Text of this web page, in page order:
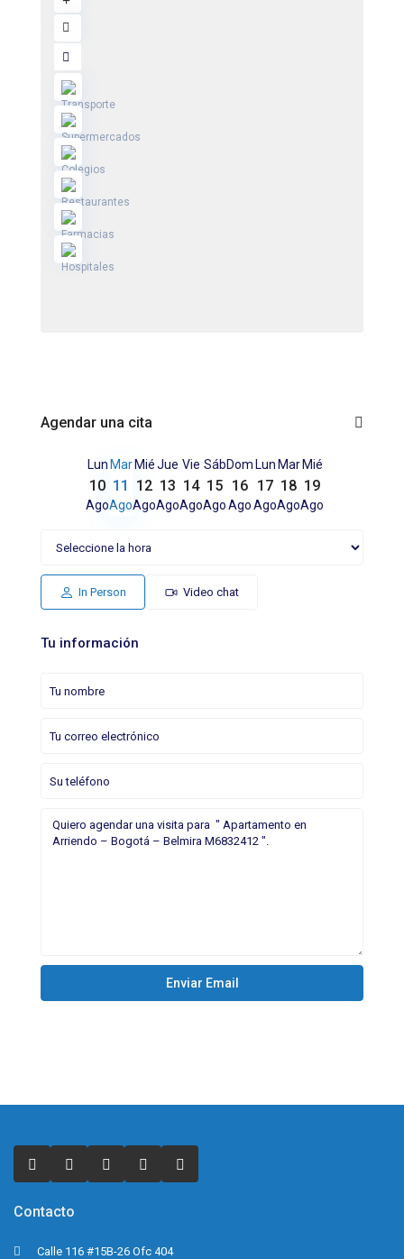
Agendar una cita
Lun
10
Ago
Mar
11
Ago
Mié
12
Ago
Jue
13
Ago
Vie
14
Ago
Sáb
15
Ago
Dom
16
Ago
Lun
17
Ago
Mar
18
Ago
Mié
19
Ago
In Person Video chat
Tu información
Contacto
Calle 116 #15B-26 Ofc 404